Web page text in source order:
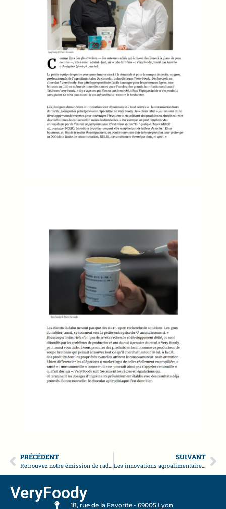
PRÉCÉDENT
Retrouvez notre émission de radio sur le Lion’s Mane sur RCF, un champignon aux vertus incomparables
SUIVANT
Les innovations agroalimentaires et Food Service au Sirha Lyon 2025
VeryFoody
18, rue de la Favorite - 69005 Lyon